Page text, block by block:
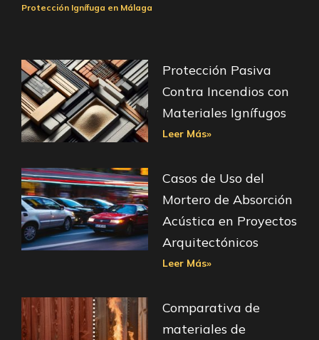
Protección Ignífuga en Málaga
Protección Pasiva
Contra Incendios con
Materiales Ignífugos
Leer Más»
Casos de Uso del
Mortero de Absorción
Acústica en Proyectos
Arquitectónicos
Leer Más»
Comparativa de
materiales de